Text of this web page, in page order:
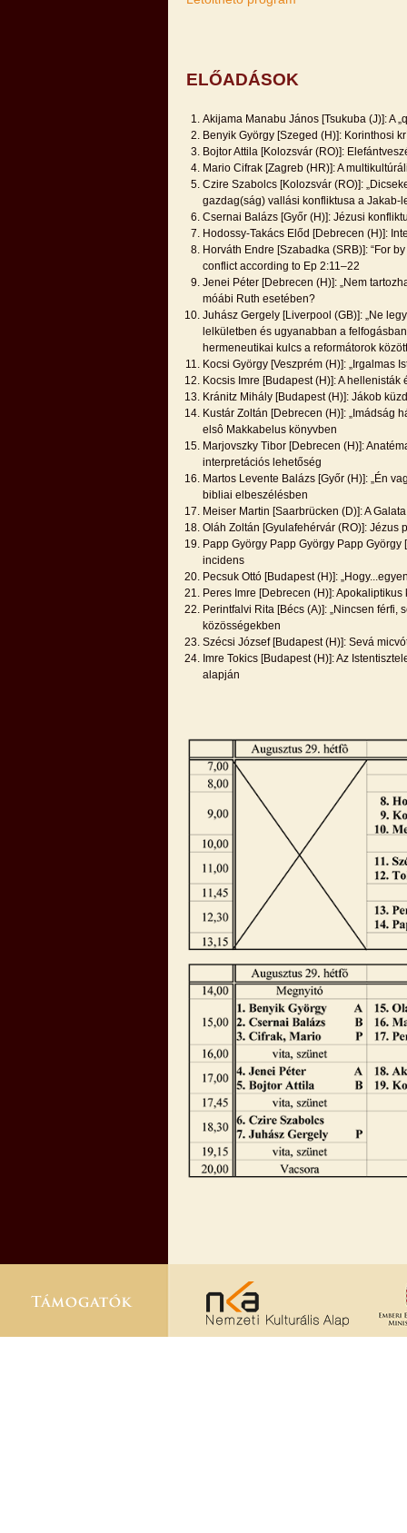
ELŐADÁSOK
Akijama Manabu János [Tsukuba (J)]: A
Benyik György [Szeged (H)]: Korinthosi
Bojtor Attila [Kolozsvár (RO)]:
Mario Cifrak [Zagreb (HR)]: A
Czire Szabolcs [Kolozsvár (RO)]:
gazdag(ság) vallási konfliktusa a Jakab-
Csernai Balázs [Győr (H)]: Jézusi
Hodossy-Takács Előd [Debrecen (H)]:
Horváth Endre [Szabadka (SRB)]: “For
conflict according to Ep 2:11–22
Jenei Péter [Debrecen (H)]: „Nem
móábi Ruth esetében?
Juhász Gergely [Liverpool (GB)]: „Ne
lelkületben és ugyanabban a
hermeneutikai kulcs a reformátorok
Kocsi György [Veszprém (H)]: „Irgalmas
Kocsis Imre [Budapest (H)]: A
Kránitz Mihály [Budapest (H)]: Jákob
Kustár Zoltán [Debrecen (H)]: „Imádság
elsô Makkabelus könyvben
Marjovszky Tibor [Debrecen (H)]:
interpretációs lehetőség
Martos Levente Balázs [Győr (H)]: „Én
bibliai elbeszélésben
Meiser Martin [Saarbrücken (D)]: A
Oláh Zoltán [Gyulafehérvár (RO)]: Jézus
Papp György Papp György Papp
incidens
Pecsuk Ottó [Budapest (H)]:
Peres Imre [Debrecen (H)]:
Perintfalvi Rita [Bécs (A)]: „Nincsen
közösségekben
Szécsi József [Budapest (H)]: Sevá
Imre Tokics [Budapest (H)]: Az
alapján